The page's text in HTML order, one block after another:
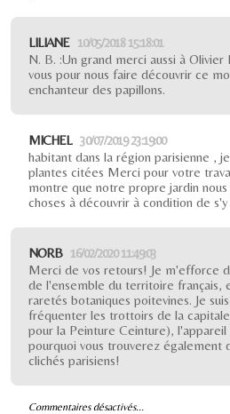
LILIANE 10/05/2018 15:18:01
N. B. :Un grand merci aussi à
vous pour nous faire découvrir ce
enchanteur des papillons.
MICHEL 30/07/2019 23:19:00
habitant dans la région parisienne ,
plantes citées Merci pour votre
montre que notre propre jardin
choses à découvrir à condition de
NORB 16/02/2020 11:49:03
Merci de vos retours! Je m'efforce
de l'ensemble du territoire français,
raretés botaniques poitevines. Je
fréquenter les trottoirs de la
pour la Peinture Ceinture),
pourquoi vous trouverez également
clichés parisiens!
Commentaires désactivés...